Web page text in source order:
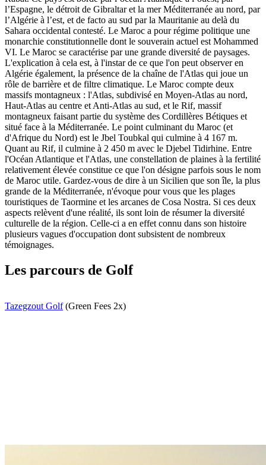
l’Espagne, le détroit de Gibraltar et la mer Méditerranée au nord, par
l’Algérie à l’est, et de facto au sud par la Mauritanie au delà du
Sahara occidental contesté. Le Maroc a pour régime politique une
monarchie constitutionnelle dont le souverain actuel est Mohammed
VI. Le Maroc se caractérise par une grande diversité de paysages.
L'explication à cela est, à l'instar de ce que l'on peut observer en
Algérie également, la présence de la chaîne de l'Atlas qui joue un
rôle de barrière et de filtre climatique. Le Maroc compte deux
massifs montagneux : l'Atlas, subdivisé en Moyen-Atlas au nord,
Haut-Atlas au centre et Anti-Atlas au sud, et le Rif, massif
montagneux faisant partie du système des Cordillères Bétiques et
situé face à la Méditerranée. Le point culminant du Maroc (et
d'Afrique du Nord) est le Jbel Toubkal qui culmine à 4 167 m.
Quant au Rif, il culmine à 2 450 m avec le Djebel Tidirhine. Entre
l'Océan Atlantique et l'Atlas, une constellation de plaines à la fertilité
relativement élevée constitue ce que l'on désigne parfois sous le nom
de Maroc utile. Gardez-vous de dire à un Sicilien que son île, la plus
grande de la Méditerranée, n'évoque pour vous que les plages
touristiques de Taormine et les arcanes de Cosa Nostra. Si ces deux
aspects relèvent d'une réalité, ils sont loin de résumer la diversité
culturelle de la région. Celle-ci a en effet connu dans son histoire
plusieurs vagues d'occupation dont subsistent de nombreux
témoignages.
Les parcours de Golf
Tazegzout Golf(Green Fees 2x)